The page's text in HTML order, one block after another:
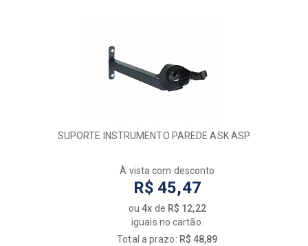
SUPORTE INSTRUMENTO PAREDE ASK ASP
À vista com desconto
R$ 45,47
ou4x de R$ 12,22
iguais no cartão.
Total a prazo: R$ 48,89